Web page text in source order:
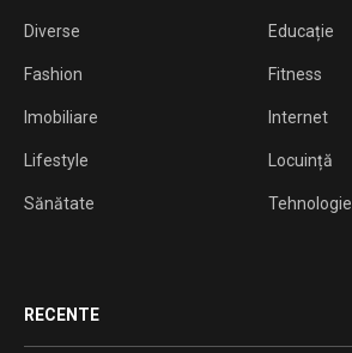
Diverse Educație
Fashion Fitness
Imobiliare Internet
Lifestyle Locuință
Sănătate Tehnologie
RECENTE